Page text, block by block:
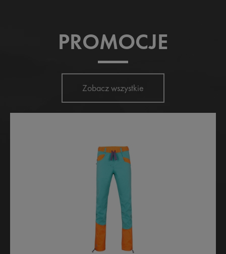
PROMOCJE
Zobacz wszystkie